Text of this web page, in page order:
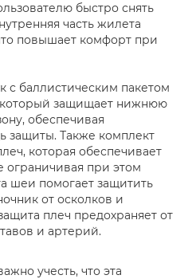
быстро снять
часть жилета
повышает комфорт при
с баллистическим пакетом
который защищает нижнюю
обеспечивая
защиты. Также комплект
которая обеспечивает
ограничивая при этом
шеи помогает защитить
от осколков и
плеч предохраняет от
и артерий.
учесть, что эта